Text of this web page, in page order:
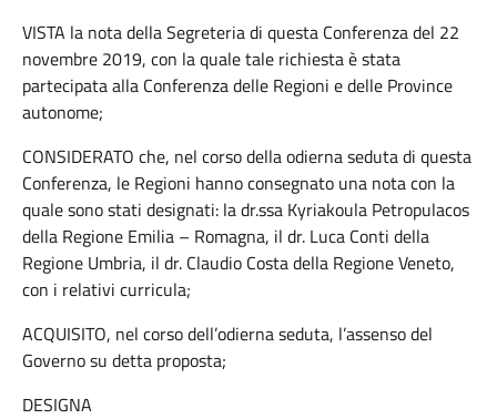
VISTA la nota della Segreteria di questa Conferenza del 22
novembre 2019, con la quale tale richiesta è stata
partecipata alla Conferenza delle Regioni e delle Province
autonome;
CONSIDERATO che, nel corso della odierna seduta di questa
Conferenza, le Regioni hanno consegnato una nota con la
quale sono stati designati: la dr.ssa Kyriakoula Petropulacos
della Regione Emilia – Romagna, il dr. Luca Conti della
Regione Umbria, il dr. Claudio Costa della Regione Veneto,
con i relativi curricula;
ACQUISITO, nel corso dell’odierna seduta, l’assenso del
Governo su detta proposta;
DESIGNA